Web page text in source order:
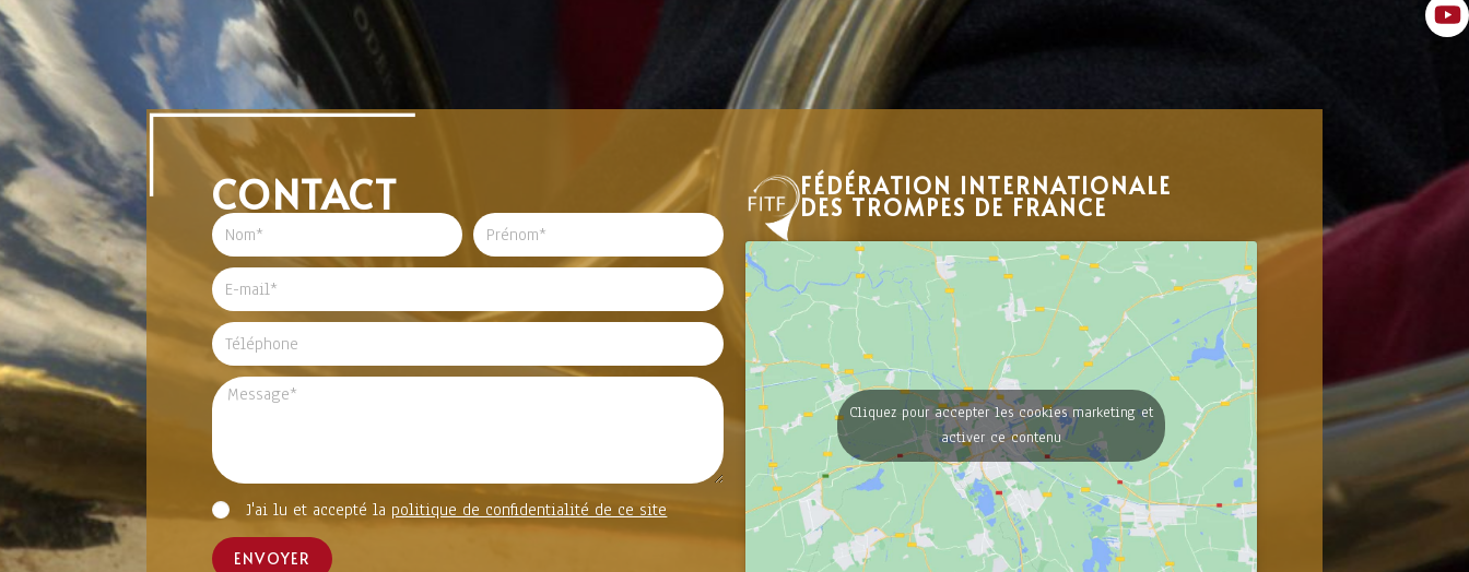
CONTACT
J'ai lu et accepté la politique de confidentialité de ce site
ENVOYER
FÉDÉRATION INTERNATIONALE
DES TROMPES DE FRANCE
Cliquez pour accepter les cookies marketing et
activer ce contenu